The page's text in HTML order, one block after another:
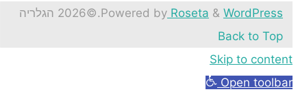
Powered by Roseta & WordPress
.©2026 הגלריה
Back to Top
Skip to content
Open toolbar